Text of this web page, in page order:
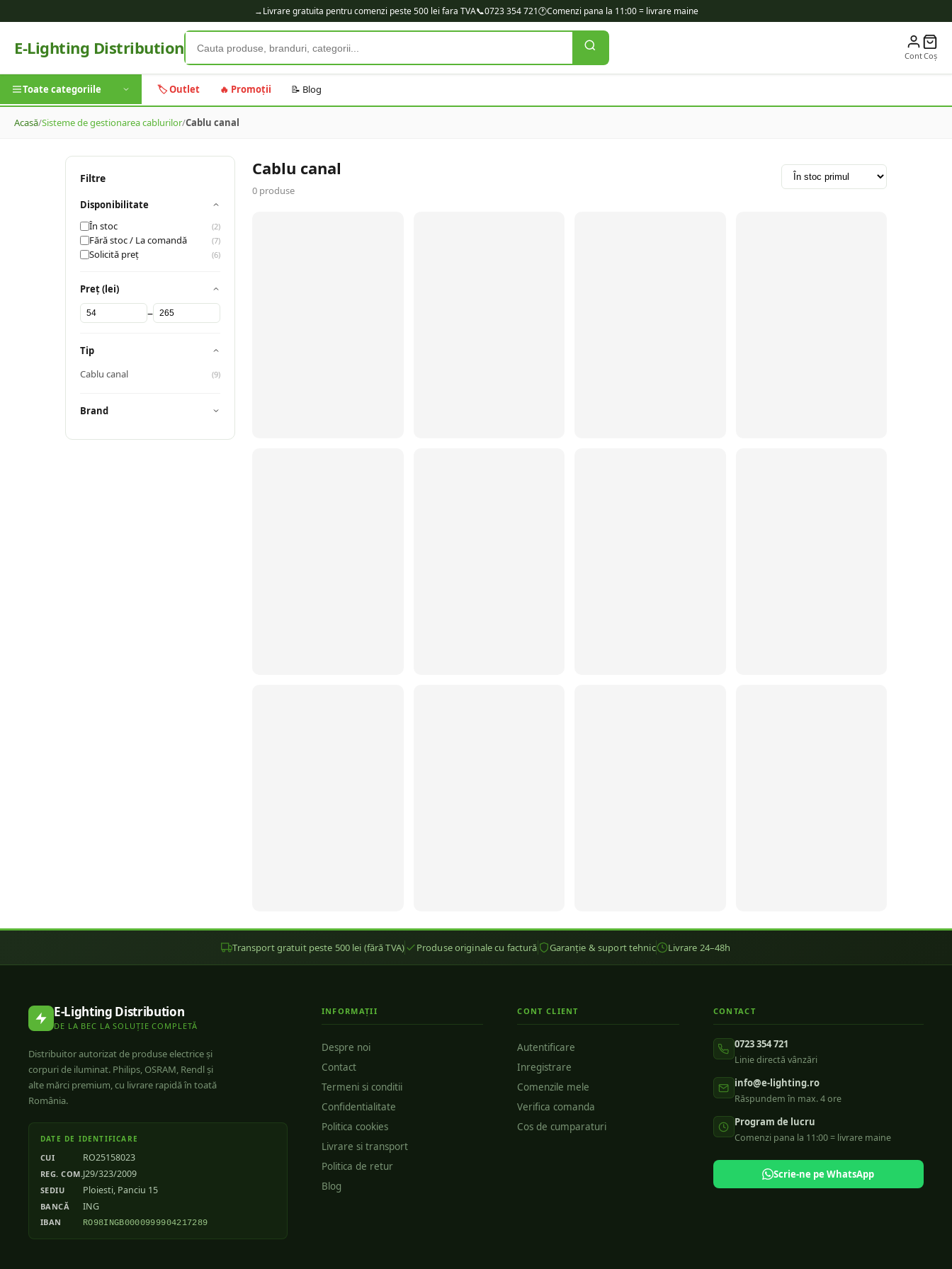
→Livrare gratuita pentru comenzi peste 500 lei fara TVA📞0723 354 721🕐Comenzi pana la 11:00 = livrare maine
E-Lighting Distribution ContCoș
Toate categoriile 🏷️ Outlet 🔥 Promoții 📝 Blog
Acasă/Sisteme de gestionarea cablurilor/Cablu canal
Filtre
Disponibilitate
În stoc
(2)
Fără stoc / La comandă (7)
Solicită preț (6)
Preț (lei)
–
Tip
Cablu canal
(9)
Brand
Cablu canal
0 produse
Transport gratuit peste 500 lei (fără TVA) Produse originale cu factură Garanție & suport tehnic Livrare 24–48h
E-Lighting Distribution
DE LA BEC LA SOLUȚIE COMPLETĂ
Distribuitor autorizat de produse electrice și
corpuri de iluminat. Philips, OSRAM, Rendl și
alte mărci premium, cu livrare rapidă în toată
România.
DATE DE IDENTIFICARE
CUI RO25158023
REG. COM.J29/323/2009
SEDIU Ploiesti, Panciu 15
BANCĂ ING
IBAN RO98INGB0000999904217289
INFORMAȚII
Despre noi
Contact
Termeni si conditii
Confidentialitate
Politica cookies
Livrare si transport
Politica de retur
Blog
CONT CLIENT
Autentificare
Inregistrare
Comenzile mele
Verifica comanda
Cos de cumparaturi
CONTACT
0723 354 721
Linie directă vânzări
info@e-lighting.ro
Răspundem în max. 4 ore
Program de lucru
Comenzi pana la 11:00 = livrare maine
Scrie-ne pe WhatsApp